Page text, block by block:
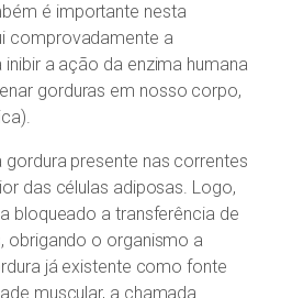
é importante nesta
comprovadamente a
a ação da enzima humana
gorduras em nosso corpo,
gordura presente nas correntes
das células adiposas. Logo,
bloqueado a transferência de
obrigando o organismo a
já existente como fonte
muscular, a chamada